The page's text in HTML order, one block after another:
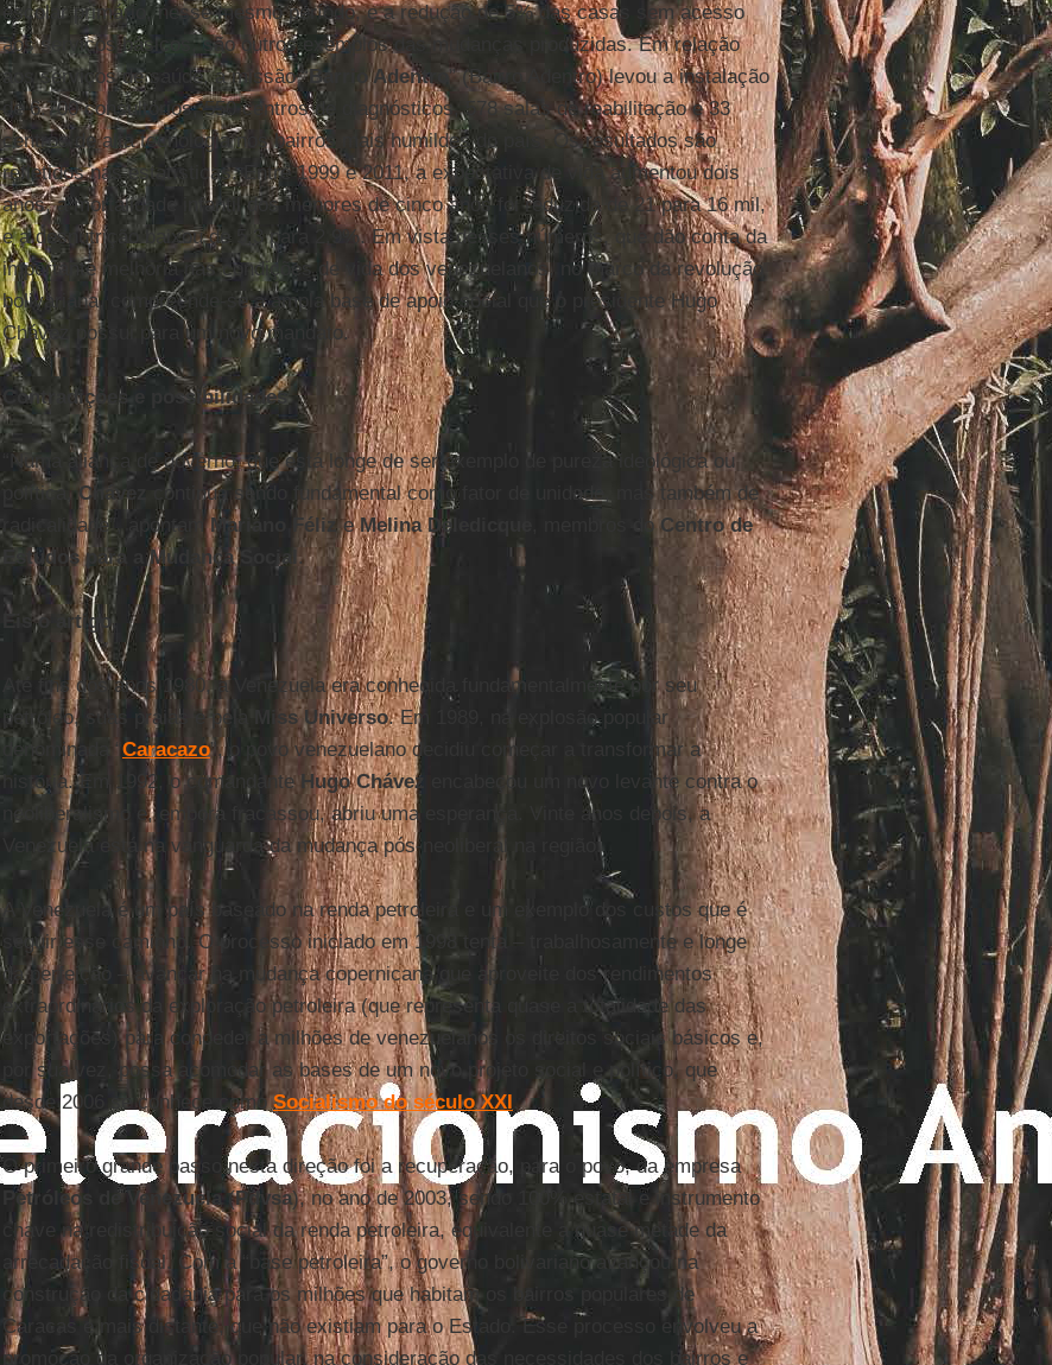
escolar primário, nesse mesmo período, e a redução de 5% das casas sem acesso
aos serviços básicos, são outros exemplos das mudanças produzidas. Em relação
aos serviços de saúde, a missão “Barrio Adentro” (Bairro Adentro) levou a instalação
de 6.700 consultórios, 550 centros de diagnósticos, 578 salas de reabilitação e 33
centros de alta tecnologia nos bairros mais humildes do país. Os resultados são
refletidos nas estatísticas. Entre 1999 e 2011, a expectativa de vida aumentou dois
anos, a mortalidade infantil dos menores de cinco anos foi reduzida de 21 para 16 mil,
e a desnutrição baixou de 5,3 para 2,9%. Em vista desses números, que dão conta da
importante melhoria nas condições de vida dos venezuelanos, no marco da revolução
bolivariana, compreende-se a ampla base de apoio social que o presidente Hugo
Chávez possui para um novo mandato.
Contradições e possibilidades
“Numa aliança de governo, que está longe de ser exemplo de pureza ideológica ou
política,Chávez
continua sendo fundamental como fator de unidade, mas também de
radicalidade”, apontamMariano FélizeMelina Deledicque , membros doCentro de
Estudos para a Mudança Social .
Eis o artigo.
Até fins dos anos 1980, a Venezuela era conhecida fundamentalmente por seu
petróleo, suas praias e pela
Miss Universo. Em 1989, na explosão popular
denominada “ Caracazo”, o povo venezuelano decidiu começar a transformar a
história. Em 1992, o comandante Hugo Chávez
encabeçou um novo levante contra o
neoliberalismo e, embora fracassou, abriu uma esperança. Vinte anos depois, a
Venezuela está na vanguarda da mudança pós-neoliberal na região.
A Venezuela é um país baseado na renda petroleira e um exemplo dos custos que é
seguir esse caminho. O processo iniciado em 1998 tenta – trabalhosamente e longe
da perfeição – avançar na mudança copernicana que aproveite dos rendimentos
extraordinários da exploração petroleira (que representa quase a totalidade das
exportações) para conceder a milhões de venezuelanos os direitos sociais básicos e,
por sua vez, possa acomodar as bases de um novo projeto social e político, que
desde 2006 se conhece comoSocialismo do século XXI .
O primeiro grande passo nesta direção foi a recuperação, para o povo, da empresa
Petróleos de Venezuela (Pdvsa), no ano de 2003, sendo 100% estatal e instrumento
chave na redistribuição social da renda petroleira, equivalente a quase metade da
arrecadação fiscal. Com a “base petroleira”, o governo bolivariano avançou na
construção da cidadania para os milhões que habitam os bairros populares de
Caracas e mais distante, que não existiam para o Estado. Esse processo envolveu a
promoção da organização popular, na consideração das necessidades dos bairros e